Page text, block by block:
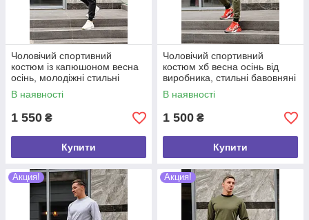
Чоловічий спортивний
костюм із капюшоном весна
осінь, молодіжні стильні
спортивні костюми хб від
виробника
В наявності
1 550 ₴
Купити
Чоловічий спортивний
костюм хб весна осінь від
виробника, стильні бавовняні
спортивні костюми
В наявності
1 500 ₴
Купити
Акция! Акция!